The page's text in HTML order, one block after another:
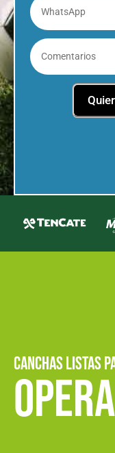
CANCHAS LISTAS